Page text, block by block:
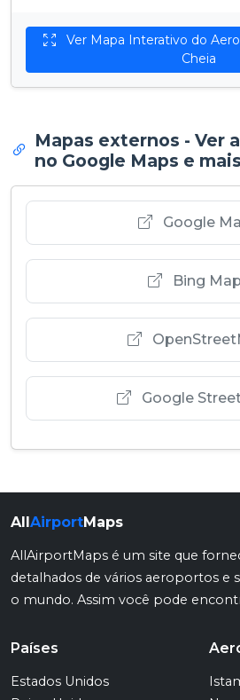
Cheia
Mapas externos - Ver
no Google Maps e mais
Google
Bing
Google
AllAirportMaps
AllAirportMaps é um site que
detalhados de vários aeroportos e
o mundo. Assim você pode
Países
Estados Unidos